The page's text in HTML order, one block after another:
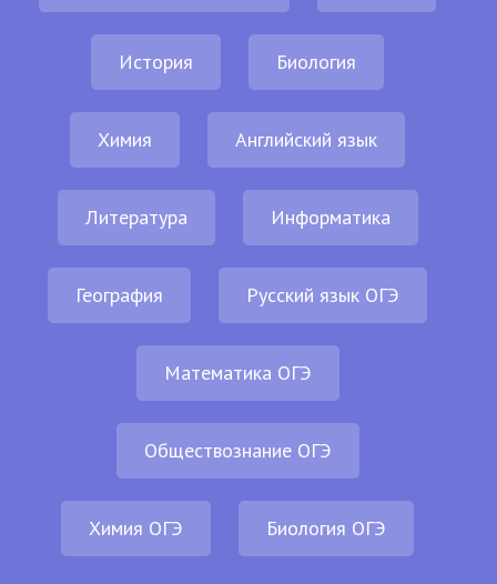
История Биология
Химия Английский язык
Литература Информатика
География Русский язык ОГЭ
Математика ОГЭ
Обществознание ОГЭ
Химия ОГЭ Биология ОГЭ